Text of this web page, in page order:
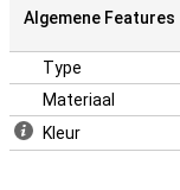
Algemene Features
Type
Materiaal
Kleur